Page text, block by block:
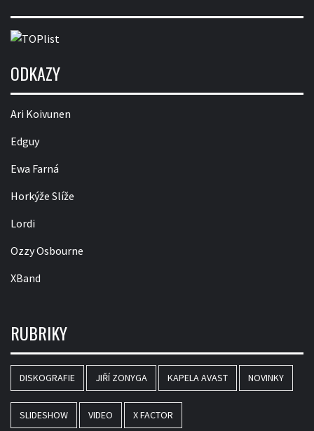
ODKAZY
Ari Koivunen
Edguy
Ewa Farná
Horkýže Slíže
Lordi
Ozzy Osbourne
XBand
RUBRIKY
DISKOGRAFIE JIŘÍ ZONYGA KAPELA AVAST NOVINKY
SLIDESHOW VIDEO X FACTOR